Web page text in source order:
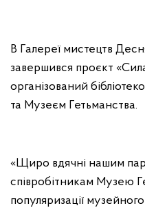
В Галереї мистецтв
завершився проєкт
організований
та Музеєм Гетьманства.
«Щиро вдячні нашим
співробітникам Музею
популяризації